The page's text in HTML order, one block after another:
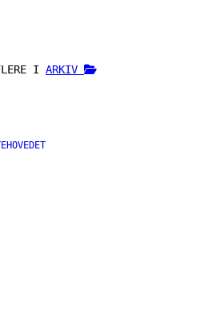
I ARKIV